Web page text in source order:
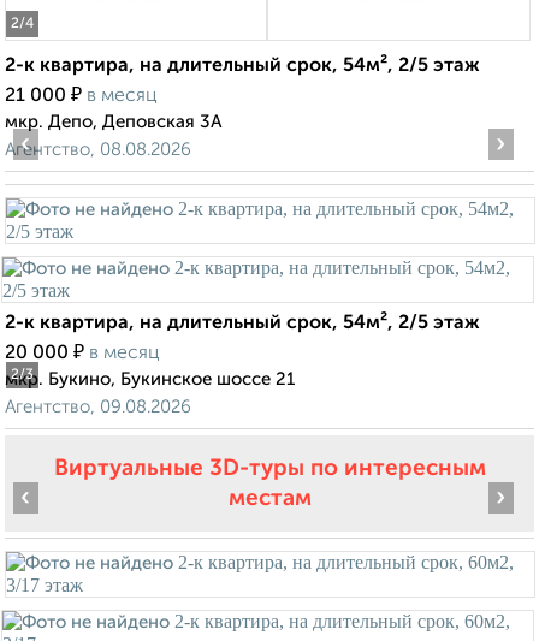
2/4
2-к квартира, на длительный срок, 54м², 2/5 этаж
21 000 ₽ в месяц
мкр. Депо, Деповская 3А
Агентство, 08.08.2026
2/3
‹ ›
2-к квартира, на длительный срок, 54м², 2/5 этаж
20 000 ₽ в месяц
мкр. Букино, Букинское шоссе 21
Агентство, 09.08.2026
Виртуальные 3D-туры по интересным
местам
‹ ›